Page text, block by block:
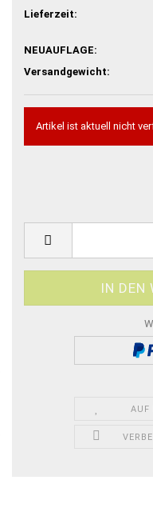
Lieferzeit:
NEUAUFLAGE:
Versandgewicht:
Artikel ist aktuell nicht
AUF